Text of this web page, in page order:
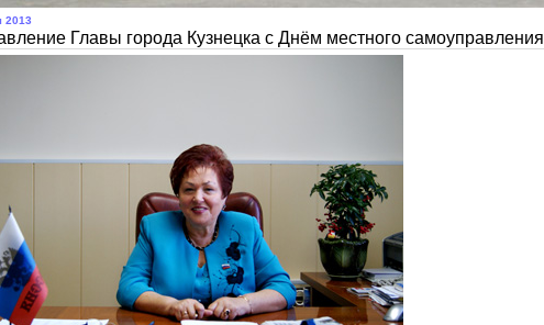
2013
Главы города Кузнецка с Днём местного самоуправления